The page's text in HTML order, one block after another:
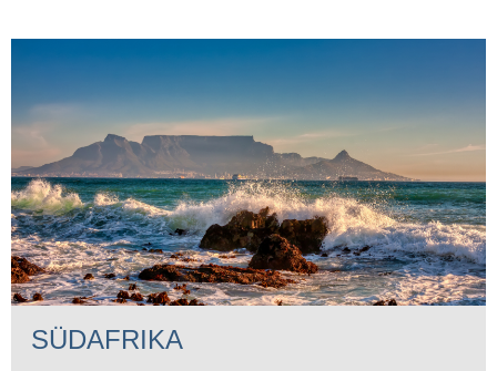
SÜDAFRIKA